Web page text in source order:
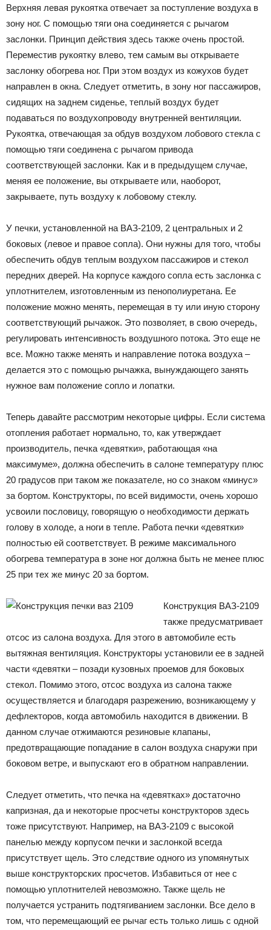
Верхняя левая рукоятка отвечает за поступление воздуха в
зону ног. С помощью тяги она соединяется с рычагом
заслонки. Принцип действия здесь также очень простой.
Переместив рукоятку влево, тем самым вы открываете
заслонку обогрева ног. При этом воздух из кожухов будет
направлен в окна. Следует отметить, в зону ног пассажиров,
сидящих на заднем сиденье, теплый воздух будет
подаваться по воздухопроводу внутренней вентиляции.
Рукоятка, отвечающая за обдув воздухом лобового стекла с
помощью тяги соединена с рычагом привода
соответствующей заслонки. Как и в предыдущем случае,
меняя ее положение, вы открываете или, наоборот,
закрываете, путь воздуху к лобовому стеклу.
У печки, установленной на ВАЗ-2109, 2 центральных и 2
боковых (левое и правое сопла). Они нужны для того, чтобы
обеспечить обдув теплым воздухом пассажиров и стекол
передних дверей. На корпусе каждого сопла есть заслонка с
уплотнителем, изготовленным из пенополиуретана. Ее
положение можно менять, перемещая в ту или иную сторону
соответствующий рычажок. Это позволяет, в свою очередь,
регулировать интенсивность воздушного потока. Это еще не
все. Можно также менять и направление потока воздуха –
делается это с помощью рычажка, вынуждающего занять
нужное вам положение сопло и лопатки.
Теперь давайте рассмотрим некоторые цифры. Если система
отопления работает нормально, то, как утверждает
производитель, печка «девятки», работающая «на
максимуме», должна обеспечить в салоне температуру плюс
20 градусов при таком же показателе, но со знаком «минус»
за бортом. Конструкторы, по всей видимости, очень хорошо
усвоили пословицу, говорящую о необходимости держать
голову в холоде, а ноги в тепле. Работа печки «девятки»
полностью ей соответствует. В режиме максимального
обогрева температура в зоне ног должна быть не менее плюс
25 при тех же минус 20 за бортом.
Конструкция ВАЗ-2109
также предусматривает
отсос из салона воздуха. Для этого в автомобиле есть
вытяжная вентиляция. Конструкторы установили ее в задней
части «девятки – позади кузовных проемов для боковых
стекол. Помимо этого, отсос воздуха из салона также
осуществляется и благодаря разрежению, возникающему у
дефлекторов, когда автомобиль находится в движении. В
данном случае отжимаются резиновые клапаны,
предотвращающие попадание в салон воздуха снаружи при
боковом ветре, и выпускают его в обратном направлении.
Следует отметить, что печка на «девятках» достаточно
капризная, да и некоторые просчеты конструкторов здесь
тоже присутствуют. Например, на ВАЗ-2109 с высокой
панелью между корпусом печки и заслонкой всегда
присутствует щель. Это следствие одного из упомянутых
выше конструкторских просчетов. Избавиться от нее с
помощью уплотнителей невозможно. Также щель не
получается устранить подтягиванием заслонки. Все дело в
том, что перемещающий ее рычаг есть только лишь с одной